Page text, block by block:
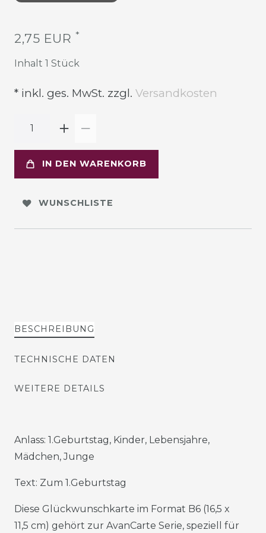
2,75 EUR *
Inhalt 1 Stück
* inkl. ges. MwSt. zzgl. Versandkosten
IN DEN WARENKORB
WUNSCHLISTE
BESCHREIBUNG
TECHNISCHE DATEN
WEITERE DETAILS
Anlass: 1.Geburtstag, Kinder, Lebensjahre,
Mädchen, Junge
Text: Zum 1.Geburtstag
Diese Glückwunschkarte im Format B6 (16,5 x
11,5 cm) gehört zur AvanCarte Serie, speziell für